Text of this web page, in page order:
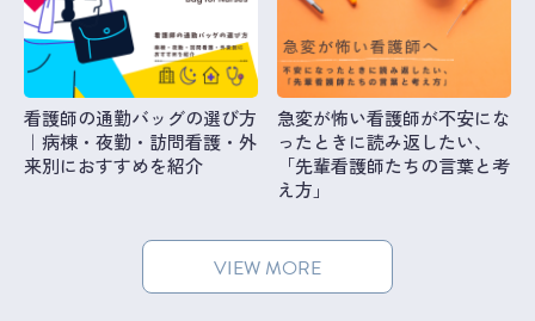
看護師の通勤バッグの選び方
｜病棟・夜勤・訪問看護・外
来別におすすめを紹介
急変が怖い看護師が不安にな
ったときに読み返したい、
「先輩看護師たちの言葉と考
え方」
VIEW MORE